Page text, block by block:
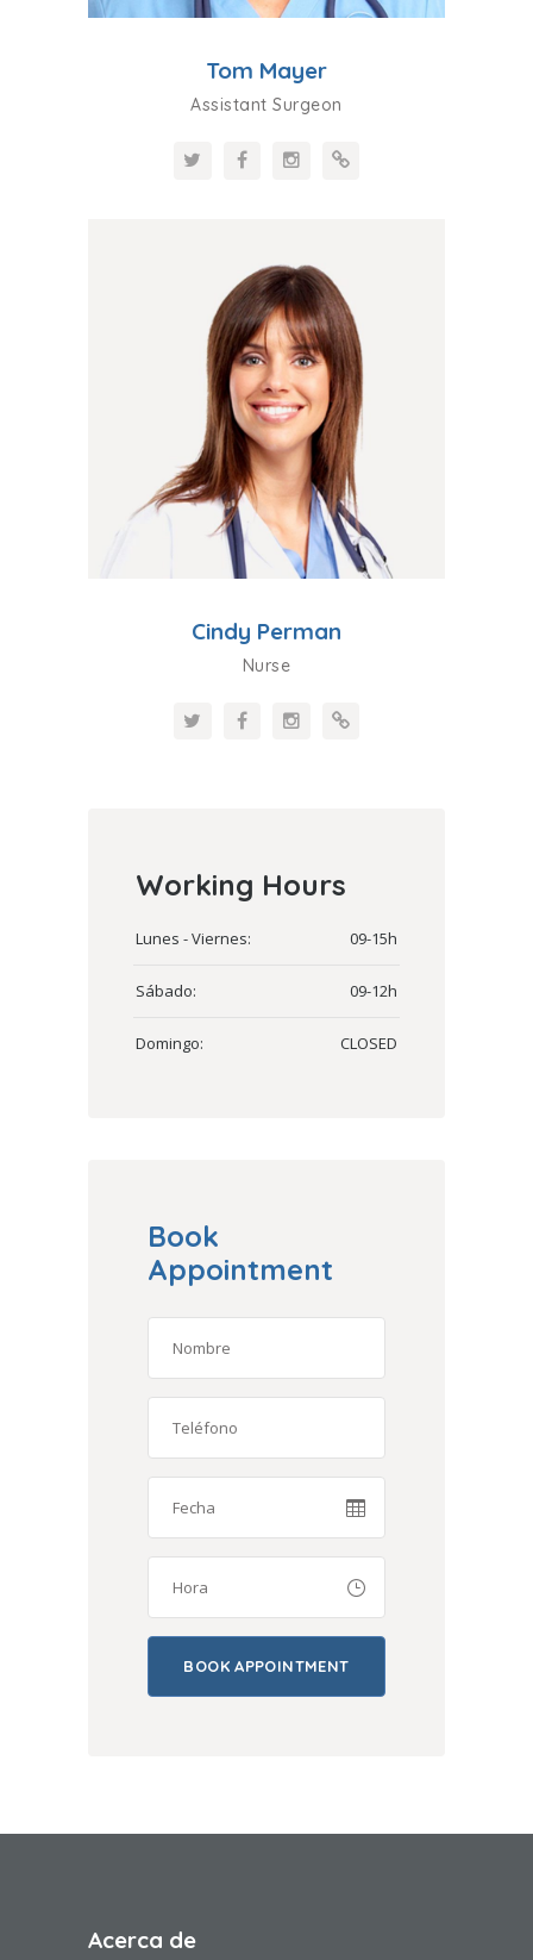
Tom Mayer
Assistant Surgeon
Cindy Perman
Nurse
Working Hours
Lunes - Viernes: 09-15h
Sábado: 09-12h
Domingo: CLOSED
Book
Appointment
Acerca de